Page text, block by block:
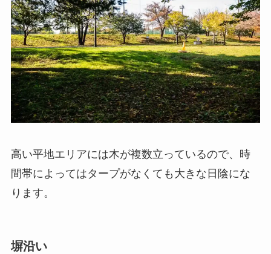
高い平地エリアには木が複数立っているので、時
間帯によってはタープがなくても大きな日陰にな
ります。
塀沿い